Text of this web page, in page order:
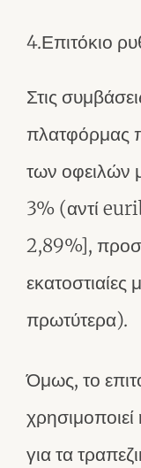
4.Επιτόκιο
Στις
πλατφόρμας
των οφειλών
3% (αντί
2,89%],
πρωτύτερα).
Όμως, το
για τα